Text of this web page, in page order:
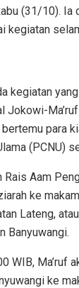
(31/10). Ia
kegiatan
kegiatan
Jokowi-Ma’ruf
para
(PCNU)
Rais Aam
ke
Lateng,
Banyuwangi.
WIB, Ma’ruf
ke